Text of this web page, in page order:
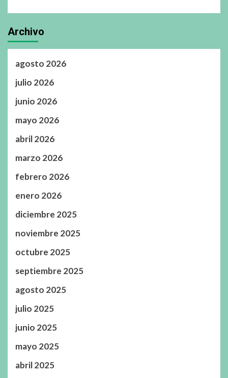
Archivo
agosto 2026
julio 2026
junio 2026
mayo 2026
abril 2026
marzo 2026
febrero 2026
enero 2026
diciembre 2025
noviembre 2025
octubre 2025
septiembre 2025
agosto 2025
julio 2025
junio 2025
mayo 2025
abril 2025